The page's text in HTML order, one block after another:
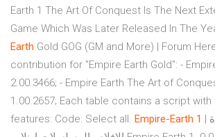
Earth 1 The Art Of Conquest Is The Next
Game Which Was Later Released In The
Earth Gold GOG (GM and More) | Forum
contribution for "Empire Earth Gold": -
2.00.3466; - Empire Earth The Art of
1.00.2657; Each table contains a script
features: Code: Select all. Empire-Earth 1